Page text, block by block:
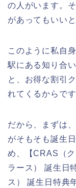
の人がいます。
があってもいい
このように私自
駅にある知り合
と、お得な割引
れてくるからです
だから、まずは
がそもそも誕生
め、【CRAS（
ラース） 誕生日
ス） 誕生日特典